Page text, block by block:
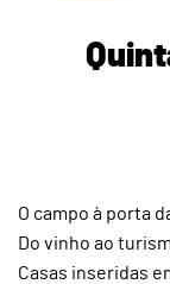
O campo à porta
Do vinho ao
Casas inseridas